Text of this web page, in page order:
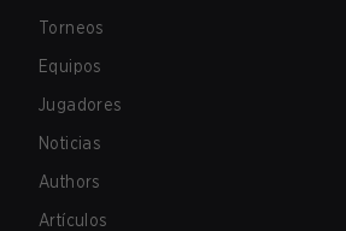
Torneos
Equipos
Jugadores
Noticias
Authors
Artículos